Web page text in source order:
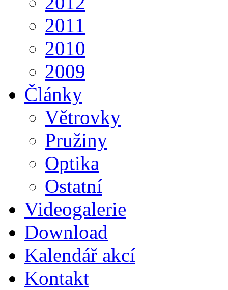
2011
2010
2009
Články
Větrovky
Pružiny
Optika
Ostatní
Videogalerie
Download
Kalendář akcí
Kontakt